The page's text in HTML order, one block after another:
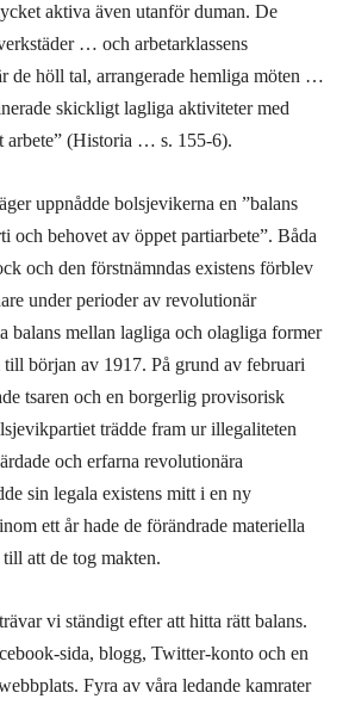
aktiva även utanför duman. De
… och arbetarklassens
de höll tal, arrangerade hemliga möten …
skickligt lagliga aktiviteter med
arbete” (Historia … s. 155-6).
uppnådde bolsjevikerna en ”balans
och behovet av öppet partiarbete”. Båda
och den förstnämndas existens förblev
under perioder av revolutionär
balans mellan lagliga och olagliga former
till början av 1917. På grund av februari
tsaren och en borgerlig provisorisk
trädde fram ur illegaliteten
och erfarna revolutionära
sin legala existens mitt i en ny
ett år hade de förändrade materiella
att de tog makten.
vi ständigt efter att hitta rätt balans.
sida, blogg, Twitter-konto och en
Fyra av våra ledande kamrater